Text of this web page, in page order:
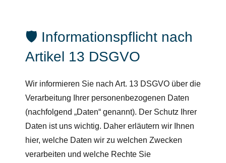
🛡️ Informationspflicht nach
Artikel 13 DSGVO
Wir informieren Sie nach Art. 13 DSGVO über die
Verarbeitung Ihrer personenbezogenen Daten
(nachfolgend „Daten“ genannt). Der Schutz Ihrer
Daten ist uns wichtig. Daher erläutern wir Ihnen
hier, welche Daten wir zu welchen Zwecken
verarbeiten und welche Rechte Sie